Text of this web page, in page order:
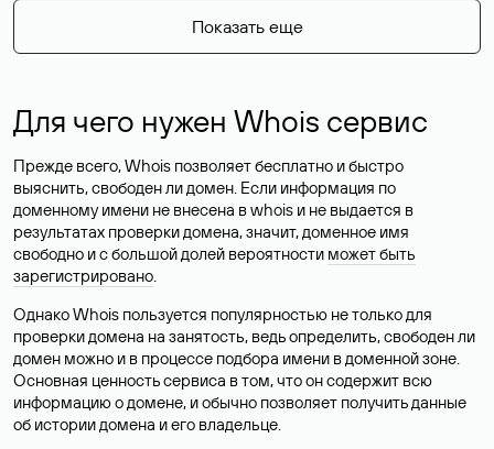
Показать еще
Для чего нужен Whois сервис
Прежде всего, Whois позволяет бесплатно и быстро
выяснить, свободен ли домен. Если информация по
доменному имени не внесена в whois и не выдается в
результатах проверки домена, значит, доменное имя
свободно и с большой долей вероятности может быть
зарегистрировано.
Однако Whois пользуется популярностью не только для
проверки домена на занятость, ведь определить, свободен ли
домен можно и в процессе подбора имени в доменной зоне.
Основная ценность сервиса в том, что он содержит всю
информацию о домене, и обычно позволяет получить данные
об истории домена и его владельце.